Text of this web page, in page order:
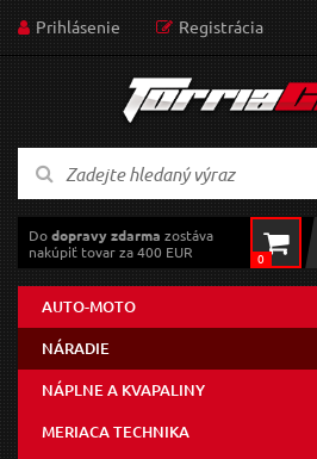
Prihlásenie Registrácia
Dodopravy zdarma zostáva
nakúpiť tovar za 400 EUR
0
AUTO-MOTO
NÁRADIE
NÁPLNE A KVAPALINY
MERIACA TECHNIKA